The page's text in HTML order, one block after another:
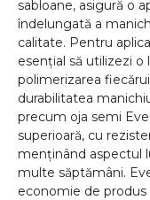
sabloane, asigură o
îndelungată a
calitate. Pentru
esențial să utilizezi o
polimerizarea
durabilitatea
precum oja semi
superioară, cu
menținând aspectul
multe săptămâni.
economie de